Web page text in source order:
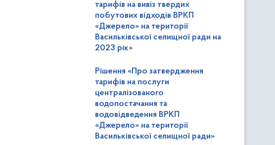
тарифів на вивіз твердих
побутових відходів ВРКП
«Джерело» на території
Васильківської селищної ради на
2023 рік»
Рішення «Про затвердження
тарифів на послуги
централізованого
водопостачання та
водовідведення ВРКП
«Джерело» на території
Васильківської селищної ради»